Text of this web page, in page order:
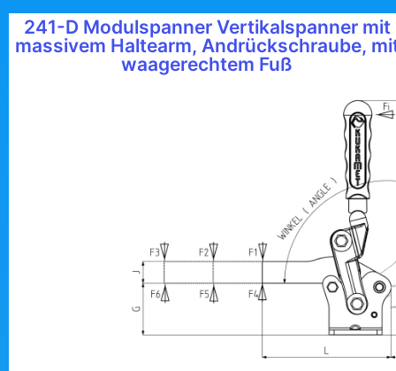
241-D Modulspanner Vertikalspanner mit
massivem Haltearm, Andrückschraube,
waagerechtem Fuß